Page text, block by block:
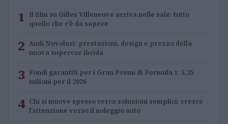
1 Il film su Gilles Villeneuve arriva nelle sale: tutto
quello che c’è da sapere
2 Audi Nuvolari: prestazioni, design e prezzo della
nuova supercar ibrida
3 Fondi garantiti per i Gran Premi di Formula 1: 5,25
milioni per il 2026
4 Chi si muove spesso cerca soluzioni semplici: cresce
l’attenzione verso il noleggio auto